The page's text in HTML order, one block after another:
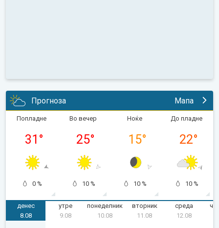
Прогноза Мапа
Попладне
31 °
0 %
Во вечер
25°
10 %
Ноќе
15°
10 %
До пладне
22°
10 %
денес
сабота, 08.08
8.08
утре
9.08
понеделник
10.08
вторник
11.08
среда
12.08